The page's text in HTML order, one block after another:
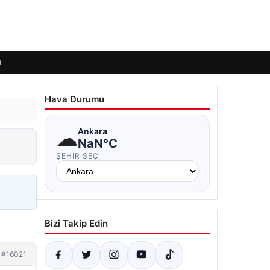
#16021
Hava Durumu
☁Ankara
NaN°C
ŞEHIR SEÇ
Bizi Takip Edin